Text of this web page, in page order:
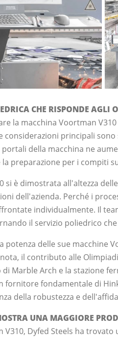
CHE RISPONDE AGLI
la macchina Voortman
considerazioni principali
portali della macchina ne
preparazione per i compiti
si è dimostrata all'altezza
dell'azienda. Perché i
individualmente. Il
il servizio poliedrico
potenza delle sue macchine
il contributo alle
Marble Arch e la stazione
fornitore fondamentale di
della robustezza e
UNA MAGGIORE
V310, Dyfed Steels ha